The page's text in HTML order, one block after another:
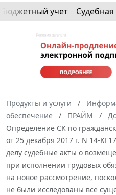
Бюджетный учет Судебная
Продукты и услуги
обеспечение
ПРАЙМ
Определение СК по
от 25 декабря 2017 г. N 14-
делу судебные акты о
при исполнении трудовых
на новое рассмотрение,
не были исследованы все